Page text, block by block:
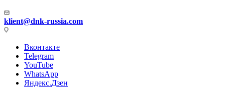
klient@dnk-russia.com
Вконтакте
Telegram
YouTube
WhatsApp
Яндекс.Дзен